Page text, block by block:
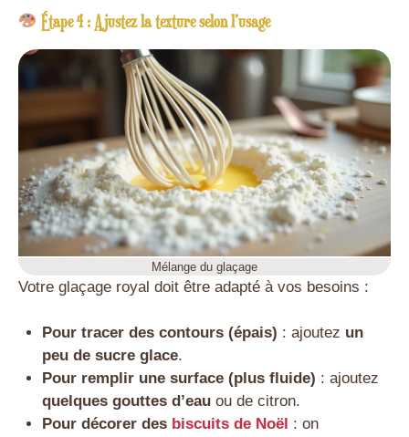
Étape 4 : Ajustez la texture selon l’usage
Mélange du glaçage
Votre glaçage royal doit être adapté à vos besoins :
Pour tracer des contours (épais) : ajoutez un
peu de sucre glace.
Pour remplir une surface (plus fluide) : ajoutez
quelques gouttes d’eauou de citron.
Pour décorer des biscuits de Noël : on